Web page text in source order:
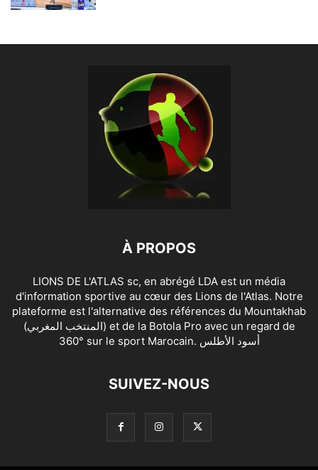
À PROPOS
LIONS DE L'ATLAS sc, en abrégé LDA est un média
d'information sportive au cœur des Lions de l'Atlas. Notre
plateforme est l'alternative des références du Mountakhab
(المنتخب المغربي) et de la Botola Pro avec un regard de
360° sur le sport Marocain. أسود الأطلس
SUIVEZ-NOUS